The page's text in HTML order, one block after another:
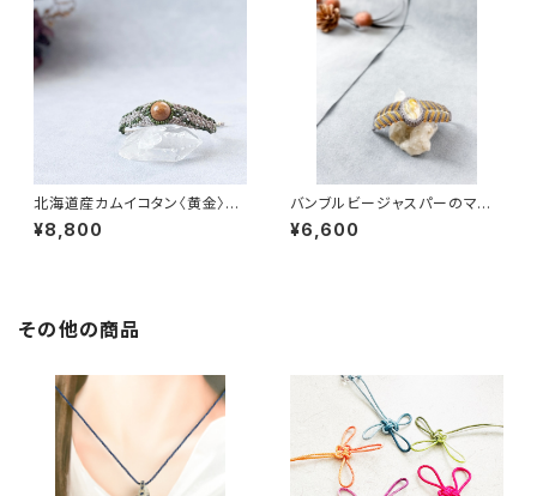
北海道産カムイコタン〈黄金〉マ
クラメブレスレット
¥8,800
バンブルビージャスパーのマク
ラメブレスレット
¥6,600
その他の商品